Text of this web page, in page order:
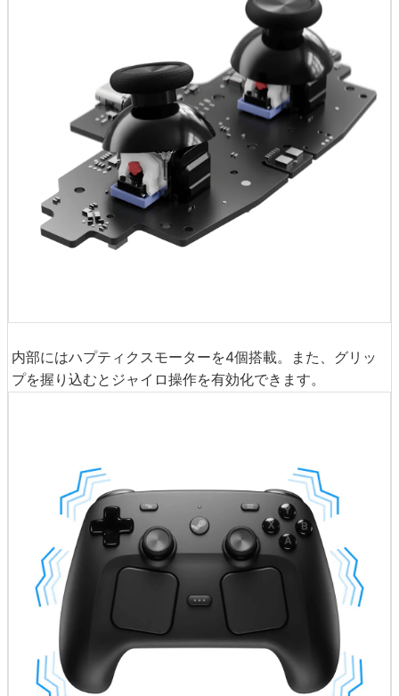
内部にはハプティクスモーターを4個搭載。また、グリッ
プを握り込むとジャイロ操作を有効化できます。